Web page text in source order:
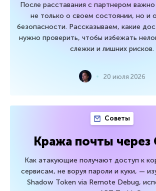
После расставания с партнером
не только о своем состоянии, но и
безопасности. Рассказываем, какие
нужно проверить, чтобы избежать
слежки и лишних рисков.
20 июля 2026
Советы
Кража почты через
Как атакующие получают доступ к
сервисам, не воруя пароли и куки, —
Shadow Token via Remote Debug,